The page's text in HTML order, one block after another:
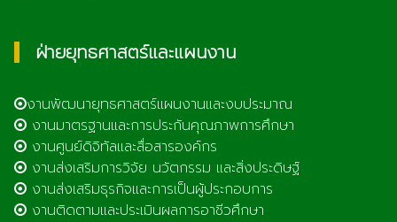
ฝ่ายยุทธศาสตร์และแผนงาน
งานพัฒนายุทธศาสตร์แผนงานและงบประมาณ
งานมาตรฐานและการประกันคุณภาพการศึกษา
งานศูนย์ดิจิทัลและสื่อสารองค์กร
งานส่งเสริมการวิจัย นวัตกรรม และสิ่งประดิษฐ์
งานส่งเสริมธุรกิจและการเป็นผู้ประกอบการ
งานติดตามและประเมินผลการอาชีวศึกษา